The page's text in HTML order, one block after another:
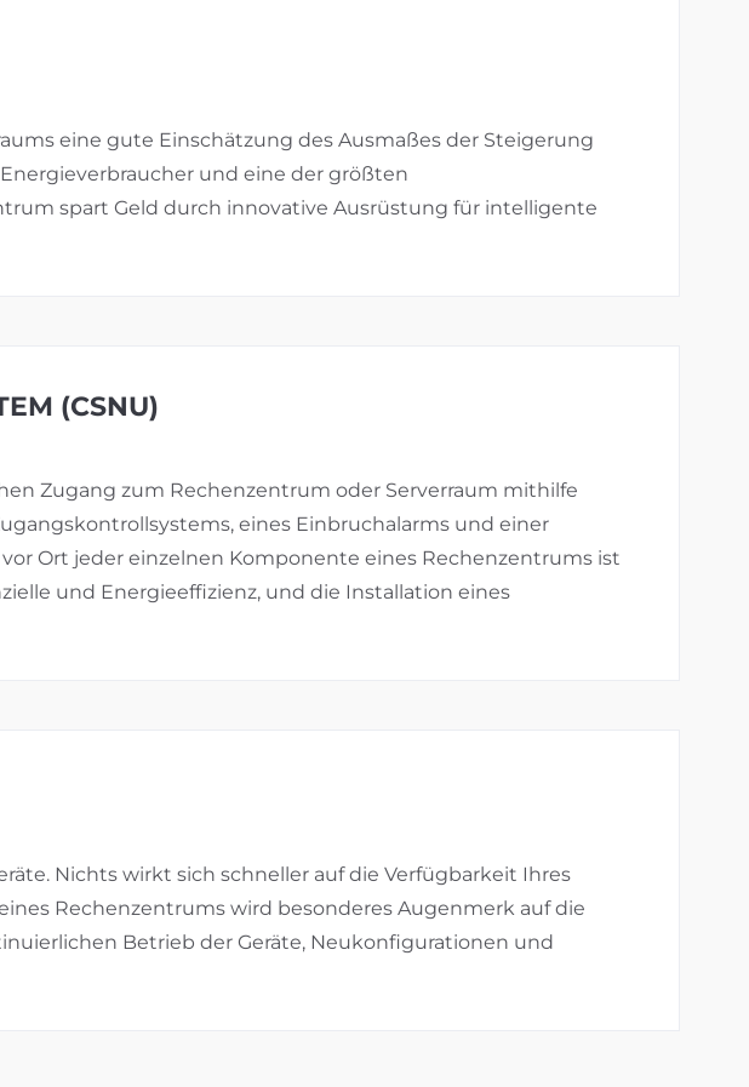
eine gute Einschätzung des Ausmaßes der Steigerung
und eine der größten
spart Geld durch innovative Ausrüstung für intelligente
(CSNU)
Zugang zum Rechenzentrum oder Serverraum mithilfe
eines Einbruchalarms und einer
Ort jeder einzelnen Komponente eines Rechenzentrums ist
und Energieeffizienz, und die Installation eines
Nichts wirkt sich schneller auf die Verfügbarkeit Ihres
Rechenzentrums wird besonderes Augenmerk auf die
Betrieb der Geräte, Neukonfigurationen und